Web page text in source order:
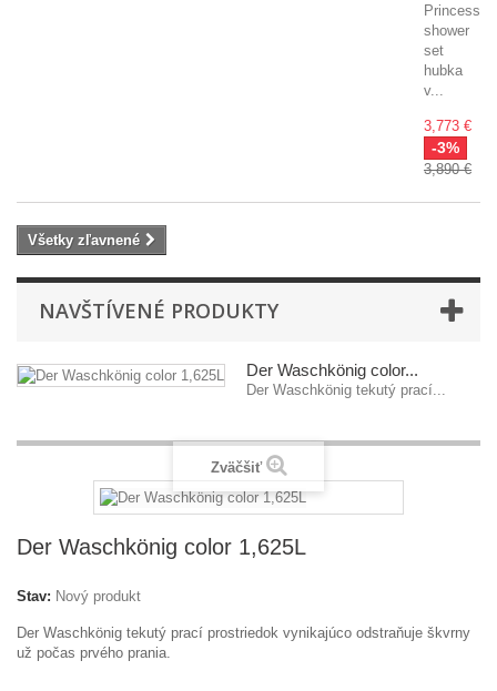
Princess
shower
set
hubka
v...
3,773 €
-3%
3,890 €
Všetky zľavnené
NAVŠTÍVENÉ PRODUKTY
Der Waschkönig color...
Der Waschkönig tekutý prací...
Zväčšiť
Der Waschkönig color 1,625L
Stav: Nový produkt
Der Waschkönig tekutý prací prostriedok vynikajúco odstraňuje škvrny
už počas prvého prania.